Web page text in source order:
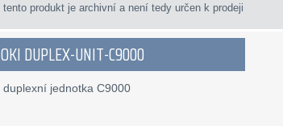
tento produkt je archivní a není tedy určen k prodeji
OKI DUPLEX-UNIT-C9000
duplexní jednotka C9000